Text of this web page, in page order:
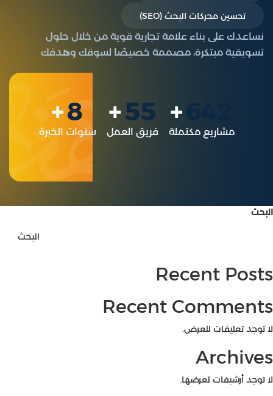
تحسين محركات البحث (SEO)
نساعدك على بناء علامة تجارية قوية من خلال حلول
تسويقية مبتكرة، مصممة خصيصًا لسوقك وهدفك
مشاريع مكتملة
55
فريق العمل
8
سنوات الخبرة
البحث
البحث
Recent Posts
Recent Comments
لا توجد تعليقات للعرض.
Archives
لا توجد أرشيفات لعرضها.